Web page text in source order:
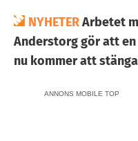
NYHETERArbetet
Anderstorg gör att
nu kommer att
ANNONS MOBILE TOP